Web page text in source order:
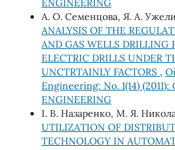
ENGINEERING
А. О. Семенцова, Я. А.
ANALYSIS OF THE
AND GAS WELLS DRILLING
ELECTRIC DRILLS UNDER
UNCTRTAINLY FACTORS ,
Engineering: No. 1(14) (2011):
ENGINEERING
І. В. Назаренко, М. Я.
UTILIZATION OF
TECHNOLOGY IN